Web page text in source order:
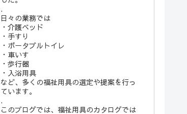
.
日々の業務では
・介護ベッド
・手すり
・ポータブルトイレ
・車いす
・歩行器
・入浴用具
など、多くの福祉用具の選定や提案を行っ
ています。
.
このブログでは、福祉用具のカタログでは